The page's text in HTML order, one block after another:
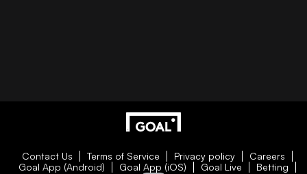
Contact Us Terms of Service Privacy policy
Careers
Goal App (Android)
Goal App (iOS) Goal Live Betting